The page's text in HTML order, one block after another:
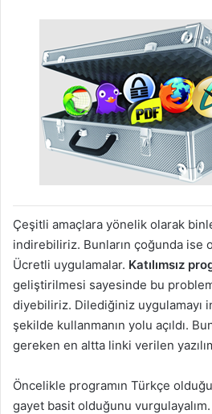
Çeşitli amaçlara yönelik olarak
indirebiliriz. Bunların çoğunda ise
Ücretli uygulamalar. Katılımsız
geliştirilmesi sayesinde bu
diyebiliriz. Dilediğiniz uygulamayı
şekilde kullanmanın yolu açıldı.
gereken en altta linki verilen
Öncelikle programın Türkçe
gayet basit olduğunu